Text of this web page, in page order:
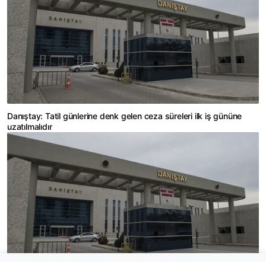
Danıştay: Tatil günlerine denk gelen ceza süreleri ilk iş gününe
uzatılmalıdır